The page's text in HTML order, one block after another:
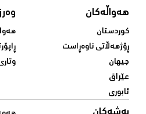
هەواڵەکان
کوردستان
ڕۆژهەڵاتی ناوەڕاست
جیهان
عێراق
ئابوری